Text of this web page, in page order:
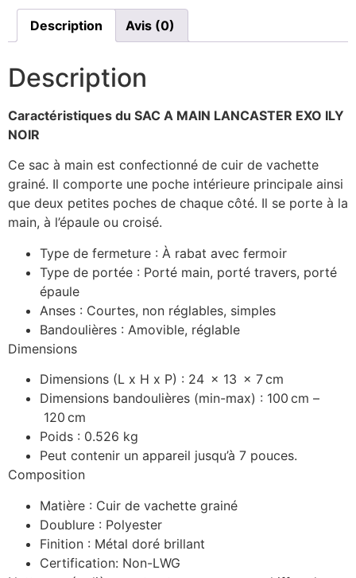
Description Avis (0)
Description
Caractéristiques du SAC A MAIN LANCASTER EXO ILY
NOIR
Ce sac à main est confectionné de cuir de vachette
grainé. Il comporte une poche intérieure principale ainsi
que deux petites poches de chaque côté. Il se porte à la
main, à l’épaule ou croisé.
Type de fermeture : À rabat avec fermoir
Type de portée : Porté main, porté travers, porté
épaule
Anses : Courtes, non réglables, simples
Bandoulières : Amovible, réglable
Dimensions
Dimensions (L x H x P) : 24 x 13 x 7cm
Dimensions bandoulières (min-max) : 100 cm –
120 cm
Poids : 0.526 kg
Peut contenir un appareil jusqu’à 7 pouces.
Composition
Matière : Cuir de vachette grainé
Doublure : Polyester
Finition : Métal doré brillant
Certification: Non-LWG